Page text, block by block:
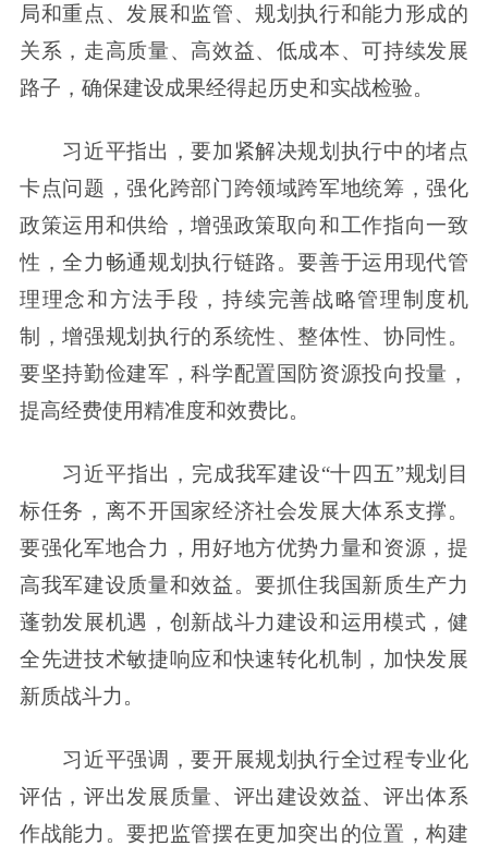
局和重点、发展和监管、规划执行和能力形成的
关系，走高质量、高效益、低成本、可持续发展
路子，确保建设成果经得起历史和实战检验。
习近平指出，要加紧解决规划执行中的堵点
卡点问题，强化跨部门跨领域跨军地统筹，强化
政策运用和供给，增强政策取向和工作指向一致
性，全力畅通规划执行链路。要善于运用现代管
理理念和方法手段，持续完善战略管理制度机
制，增强规划执行的系统性、整体性、协同性。
要坚持勤俭建军，科学配置国防资源投向投量，
提高经费使用精准度和效费比。
习近平指出，完成我军建设“十四五”规划目
标任务，离不开国家经济社会发展大体系支撑。
要强化军地合力，用好地方优势力量和资源，提
高我军建设质量和效益。要抓住我国新质生产力
蓬勃发展机遇，创新战斗力建设和运用模式，健
全先进技术敏捷响应和快速转化机制，加快发展
新质战斗力。
习近平强调，要开展规划执行全过程专业化
评估，评出发展质量、评出建设效益、评出体系
作战能力。要把监管摆在更加突出的位置，构建